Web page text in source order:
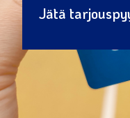
Jätä